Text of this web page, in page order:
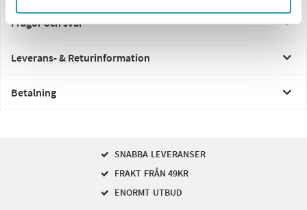
Frågor och svar
Leverans- & Returinformation
Betalning
SNABBA LEVERANSER
FRAKT FRÅN 49KR
ENORMT UTBUD